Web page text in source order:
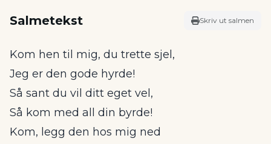
Salmetekst Skriv ut salmen
Kom hen til mig, du trette sjel,
Jeg er den gode hyrde!
Så sant du vil ditt eget vel,
Så kom med all din byrde!
Kom, legg den hos mig ned